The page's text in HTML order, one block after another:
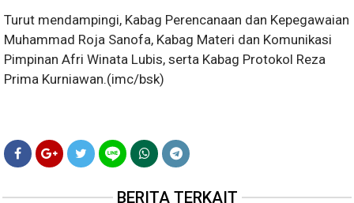
Turut mendampingi, Kabag Perencanaan dan Kepegawaian
Muhammad Roja Sanofa, Kabag Materi dan Komunikasi
Pimpinan Afri Winata Lubis, serta Kabag Protokol Reza
Prima Kurniawan.(imc/bsk)
BERITA TERKAIT